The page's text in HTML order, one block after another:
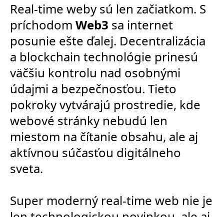
Real-time weby sú len začiatkom. S
príchodom Web3 sa internet
posunie ešte ďalej. Decentralizácia
a blockchain technológie prinesú
väčšiu kontrolu nad osobnými
údajmi a bezpečnosťou. Tieto
pokroky vytvárajú prostredie, kde
webové stránky nebudú len
miestom na čítanie obsahu, ale aj
aktívnou súčasťou digitálneho
sveta.
Super moderný real-time web nie je